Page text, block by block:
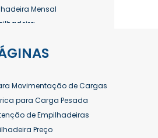
Mensal
Diária Valor
Elétrica Preço
Mensal
Preço
Valor
Movimentação de Cargas
para Carga Pesada
de Empilhadeiras
Preço